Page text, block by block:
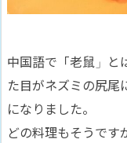
中国語で「老鼠」と
た目がネズミの尻尾
になりました。
どの料理もそうです